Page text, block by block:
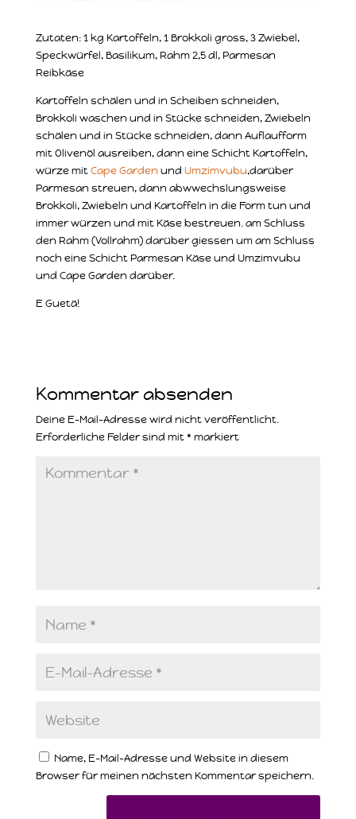
Zutaten: 1 kg Kartoffeln, 1 Brokkoli gross, 3 Zwiebel,
Speckwürfel, Basilikum, Rahm 2,5 dl, Parmesan
Reibkäse
Kartoffeln schälen und in Scheiben schneiden,
Brokkoli waschen und in Stücke schneiden, Zwiebeln
schälen und in Stücke schneiden, dann Auflaufform
mit Olivenöl ausreiben, dann eine Schicht Kartoffeln,
würze mitCape Garden und Umzimvubu,darüber
Parmesan streuen, dann abwwechslungsweise
Brokkoli, Zwiebeln und Kartoffeln in die Form tun und
immer würzen und mit Käse bestreuen. am Schluss
den Rahm (Vollrahm) darüber giessen um am Schluss
noch eine Schicht Parmesan Käse und Umzimvubu
und Cape Garden darüber.
E Guetä!
Kommentar absenden
Deine E-Mail-Adresse wird nicht veröffentlicht.
Erforderliche Felder sind mit * markiert
Name, E-Mail-Adresse und Website in diesem
Browser für meinen nächsten Kommentar speichern.